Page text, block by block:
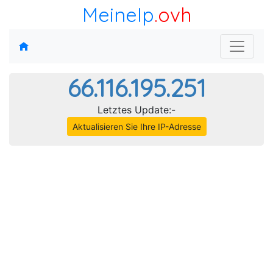
MeineIp.ovh
66.116.195.251
Letztes Update:-
Aktualisieren Sie Ihre IP-Adresse